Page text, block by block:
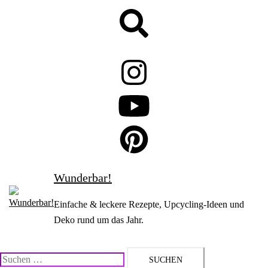
Wunderbar!
Einfache & leckere Rezepte, Upcycling-Ideen und
Deko rund um das Jahr.
Suchen